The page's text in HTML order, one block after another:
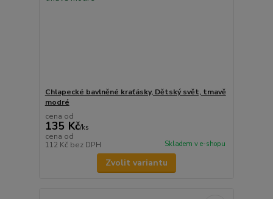
Chlapecké bavlněné kraťásky, Dětský svět, tmavě
modré
cena od
135 Kč/ks
cena od
112 Kč bez DPH Skladem v e-shopu
Zvolit variantu